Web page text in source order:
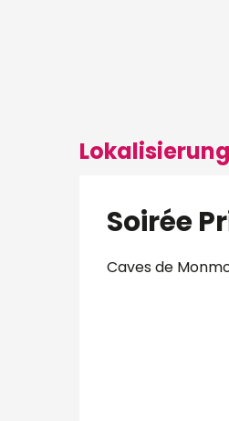
Lokalisierung
Soirée
Caves de